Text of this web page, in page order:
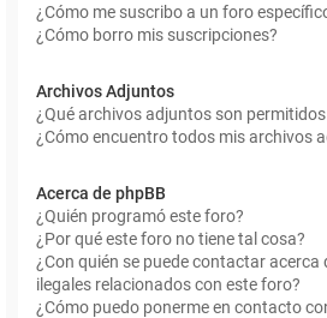
¿Cómo me suscribo a un foro
¿Cómo borro mis suscripciones?
Archivos Adjuntos
¿Qué archivos adjuntos son
¿Cómo encuentro todos mis archivos
Acerca de phpBB
¿Quién programó este foro?
¿Por qué este foro no tiene tal cosa?
¿Con quién se puede contactar acerca
ilegales relacionados con este foro?
¿Cómo puedo ponerme en contacto